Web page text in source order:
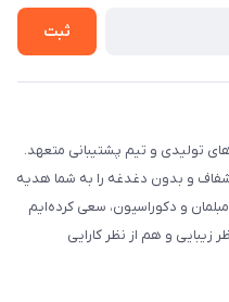
ثبت
تولیدی و تیم پشتیبانی متعهد.
و بدون دغدغه را به شما هدیه
و دکوراسیون، سعی کرده‌ایم
زیبایی و هم از نظر کارایی